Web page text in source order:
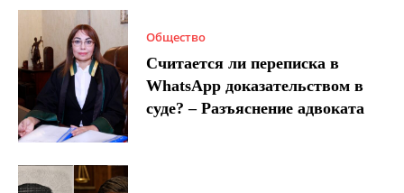
Общество
Считается ли переписка в
WhatsApp доказательством в
суде? – Разъяснение адвоката